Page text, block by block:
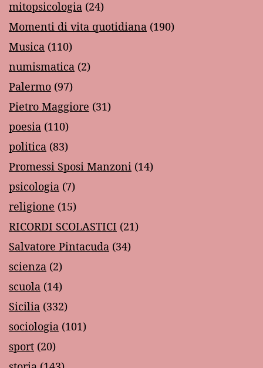
mitopsicologia (24)
Momenti di vita quotidiana (190)
Musica (110)
numismatica (2)
Palermo (97)
Pietro Maggiore (31)
poesia (110)
politica (83)
Promessi Sposi Manzoni (14)
psicologia (7)
religione (15)
RICORDI SCOLASTICI (21)
Salvatore Pintacuda (34)
scienza (2)
scuola (14)
Sicilia (332)
sociologia (101)
sport (20)